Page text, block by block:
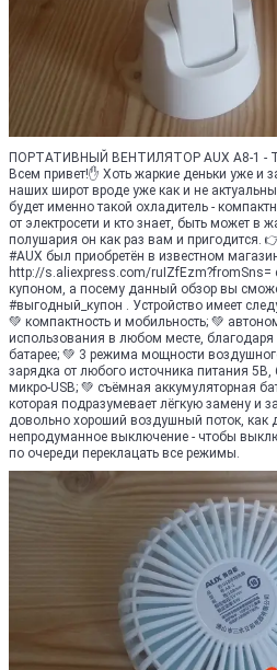
ПОРТАТИВНЫЙ ВЕНТИЛЯТОР AUX A8-1
Всем привет!✋ Хоть жаркие деньки уже и
наших широт вроде уже как и не
будет именно такой охладитель -
от электросети и кто знает, быть может в
полушария он как раз вам и пригодится.
#AUX был приобретён в известном
http://s.aliexpress.com/
купоном, а посему данный обзор вы
#выгодный_купон . Устройство имеет
💚 компактность и мобильность; 💚
использования в любом месте,
батарее; 💚 3 режима мощности
зарядка от любого источника питания
микро-USB; 💚 съёмная аккумуляторная
которая подразумевает лёгкую замену и
довольно хороший воздушный поток, как
непродуманное выключение - чтобы
по очереди переклацать все режимы.